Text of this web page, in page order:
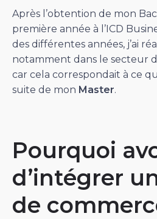
Après l’obtention de mon
première année à l’ICD
des différentes années, j’ai
notamment dans le secteur
car cela correspondait à ce
suite de mon Master.
Pourquoi
d’intégrer
de